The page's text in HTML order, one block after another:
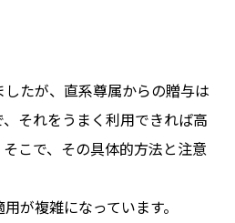
たが、直系尊属からの贈与は
それをうまく利用できれば高
こで、その具体的方法と注意
が複雑になっています。